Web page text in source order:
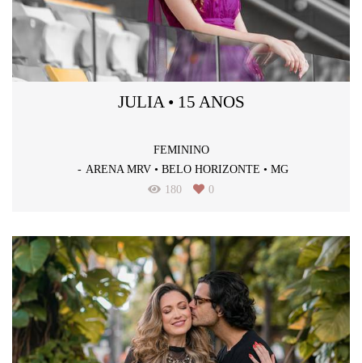
JULIA • 15 ANOS
FEMININO
ARENA MRV • BELO HORIZONTE • MG
180
0